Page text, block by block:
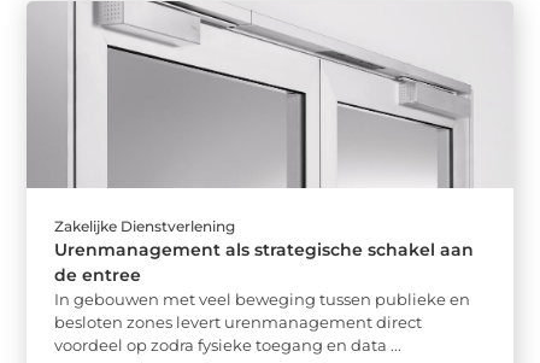
Zakelijke Dienstverlening
Urenmanagement als strategische schakel aan
de entree
In gebouwen met veel beweging tussen publieke en
besloten zones levert urenmanagement direct
voordeel op zodra fysieke toegang en data ...